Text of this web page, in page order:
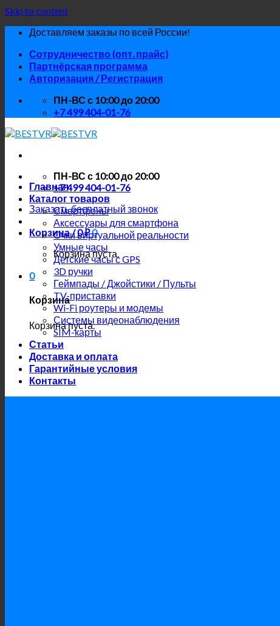
Skip to content
Доставляем заказы по всей России!
Сотрудничество (опт. прайс)
Партнёрская программа
Авторизация / Регистрация
ПН-ВС с 10:00 до 20:00
+7 499 404-01-76
ПН-ВС с 10:00 до 20:00
+7 499 404-01-76
Заказать бесплатный звонок
Корзина /0₽0
Корзина пуста.
0
Корзина
Корзина пуста.
Главная
Каталог товаров
Смартфоны
Аксессуары для смартфона
Очки виртуальной реальности
Умные часы
Детские часы с GPS
3D ручки
Геймпады / Джойстики / Пульты
TV-приставки
Wi-Fi роутеры и модемы
Системы видеонаблюдения
SIM-карты
Статьи
Доставка и оплата
Гарантийные условия
Контакты